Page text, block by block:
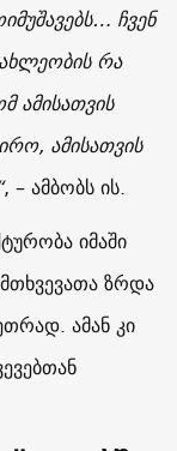
ჩვენ
რა
ამისათვის
ამისათვის
, – ამბობს ის.
იმაში
ზრდა
ამან კი